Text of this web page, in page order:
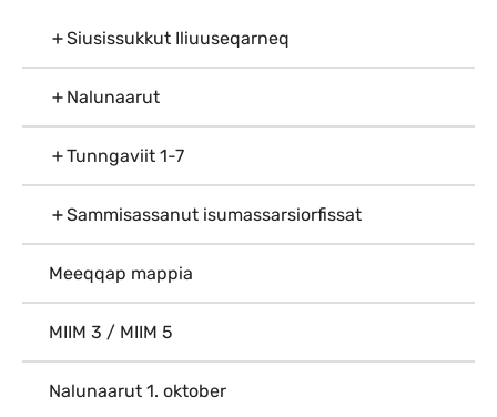
Siusissukkut Iliuuseqarneq
Nalunaarut
Tunngaviit 1-7
Sammisassanut isumassarsiorfissat
Meeqqap mappia
MIIM 3 / MIIM 5
Nalunaarut 1. oktober